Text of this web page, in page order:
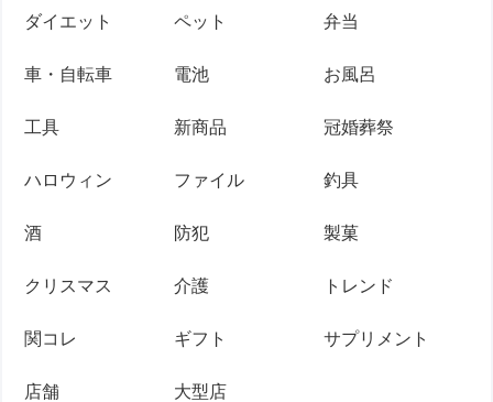
ダイエット ペット 弁当
車・自転車 電池 お風呂
工具 新商品 冠婚葬祭
ハロウィン ファイル 釣具
酒 防犯 製菓
クリスマス 介護 トレンド
関コレ ギフト サプリメント
店舗 大型店